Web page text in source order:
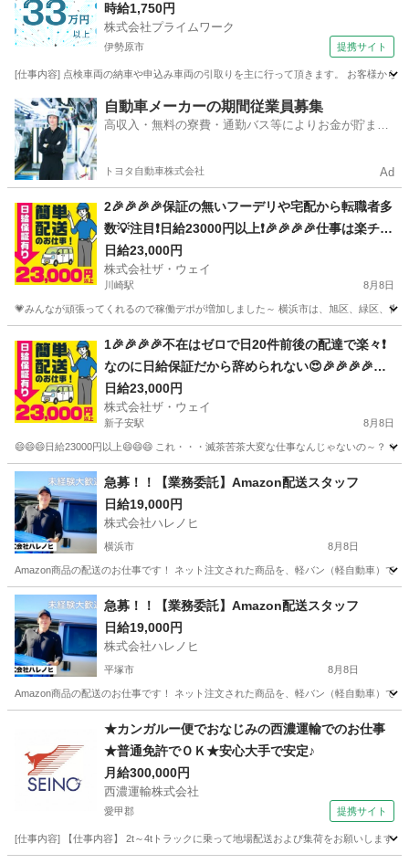
時給1,750円
株式会社プライムワーク
伊勢原市 提携サイト
[仕事内容] 点検車両の納車や申込み車両の引取りを主に行って頂きます。 お客様から
神奈川 伊勢原市 ドライバー
自動車メーカーの期間従業員募集
高収入・無料の寮費・通勤バス等によりお金が貯まり
トヨタ自動車株式会社 Ad
2🎉🎉🎉🎉保証の無いフーデリや宅配から転職者多
数💡注目❗️日給23000円以上❗️🎉🎉🎉🎉仕事は楽チン
で女子いっぱい✨安定収入😄完全週休2日制だよ💗
日給23,000円
株式会社ザ・ウェイ
川崎駅 8月8日
💗みんなが頑張ってくれるので稼働デポが増加しました～ 横浜市は、旭区、緑区、
川崎駅 配送 ネットスーパー
1🎉🎉🎉🎉不在はゼロで日20件前後の配達で楽々❗
なのに日給保証だから辞められない😍🎉🎉🎉🎉仕
事は楽チンで女子いっぱい✨安定収入😄完全週休2
日制だよ💗
日給23,000円
株式会社ザ・ウェイ
新子安駅 8月8日
😄😄😄日給23000円以上😄😄😄 これ・・・滅茶苦茶大変な仕事なんじゃないの～？
神奈川 横浜市 新子安駅 配送 ネットスーパー
急募！！【業務委託】Amazon配送スタッフ
日給19,000円
株式会社ハレノヒ
横浜市 8月8日
Amazon商品の配送のお仕事です！ ネット注文された商品を、軽バン（軽自動車）で
神奈川 横浜市 配送 スタッフ
急募！！【業務委託】Amazon配送スタッフ
日給19,000円
株式会社ハレノヒ
平塚市 8月8日
Amazon商品の配送のお仕事です！ ネット注文された商品を、軽バン（軽自動車）で
スタッフ
★カンガルー便でおなじみの西濃運輸でのお仕事
★普通免許でＯＫ★安心大手で安定♪
月給300,000円
西濃運輸株式会社
愛甲郡 提携サイト
[仕事内容] 【仕事内容】 2t～4tトラックに乗って地場配送および集荷をお願いします